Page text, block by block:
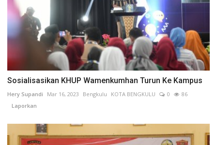
Sosialisasikan KHUP Wamenkumhan Turun Ke Kampus
Hery Supandi Mar 16, 2023 Bengkulu KOTA BENGKULU 0
86
Laporkan